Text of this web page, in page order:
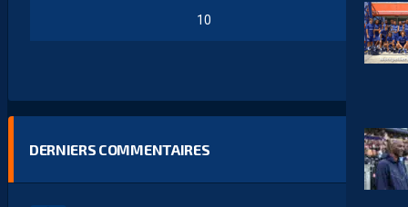
10
DERNIERS COMMENTAIRES